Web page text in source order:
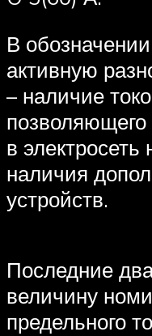
В
активную
– наличие
в электросеть
наличия
устройств.
Последние
величину
предельного